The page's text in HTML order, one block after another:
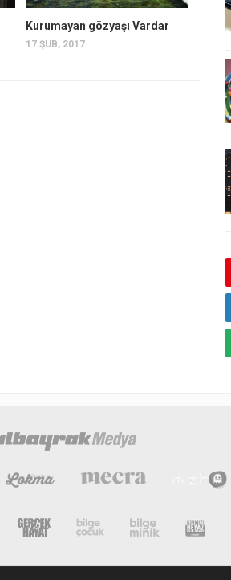
Kurumayan gözyaşı Vardar
17 ŞUB, 2017